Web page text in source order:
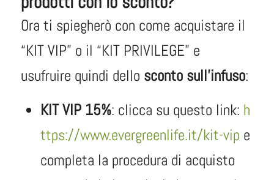
Ora ti spiegherò con come acquistare il
“KIT VIP” o il “KIT PRIVILEGE” e
usufruire quindi dello sconto sull’infuso:
KIT VIP 15%: clicca su questo link: h
ttps://www.evergreenlife.it/kit-vip e
completa la procedura di acquisto